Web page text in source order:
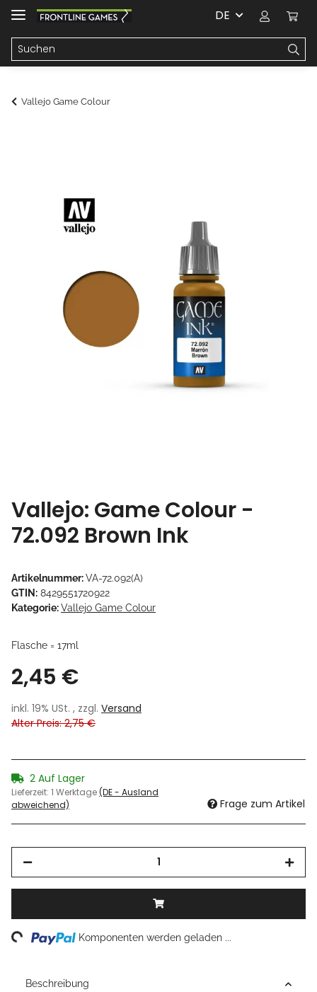
DE
Vallejo Game Colour
Vallejo: Game Colour -
72.092 Brown Ink
Artikelnummer:VA-72.092(A)
GTIN: 8429551720922
Kategorie:Vallejo Game Colour
Flasche = 17ml
2,45 €
inkl. 19% USt. , zzgl. Versand
Alter Preis: 2,75 €
2 Auf Lager
Lieferzeit: 1 Werktage(DE - Ausland
abweichend)
Frage zum Artikel
Komponenten werden geladen ...
Beschreibung